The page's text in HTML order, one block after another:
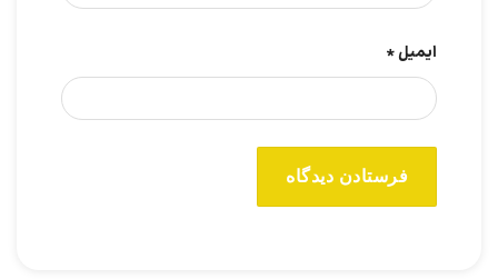
ایمیل*